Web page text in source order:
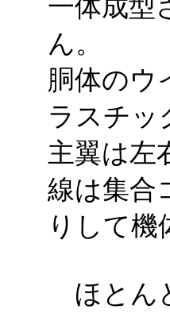
一体成型
ん。
胴体のウ
ラスチッ
主翼は左
線は集合
りして機
ほとん